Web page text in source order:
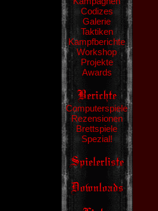
Codizes
Galerie
Taktiken
Kampfberichte
Workshop
Projekte
Awards
Computerspiele
Rezensionen
Brettspiele
Spezial!